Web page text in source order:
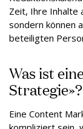
Zeit, Ihre Inhalte
sondern können
beteiligten
Was ist
Strategie»?
Eine Content